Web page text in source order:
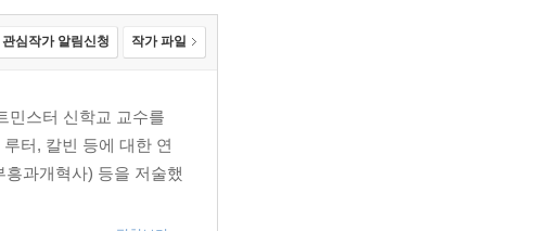
관심작가 알림신청 작가 파일
민스터 신학교 교수를
터, 칼빈 등에 대한 연
과개혁사) 등을 저술했